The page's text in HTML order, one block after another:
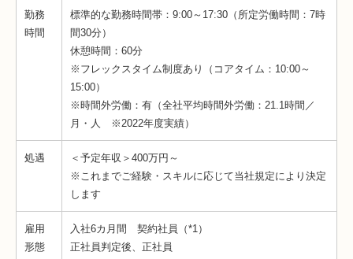
勤務
時間
標準的な勤務時間帯：9:00～17:30（所定労働時間：7時
間30分）
休憩時間：60分
※フレックスタイム制度あり（コアタイム：10:00～
15:00）
※時間外労働：有（全社平均時間外労働：21.1時間／
月・人 ※2022年度実績）
処遇
＜予定年収＞400万円～
※これまでご経験・スキルに応じて当社規定により決定
します
雇用
形態
入社6カ月間 契約社員（*1）
正社員判定後、正社員